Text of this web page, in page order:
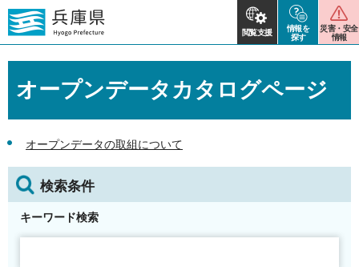
閲覧支援
情報を
探す
災害・安全
情報
オープンデータカタログページ
オープンデータの取組について
検索条件
キーワード検索